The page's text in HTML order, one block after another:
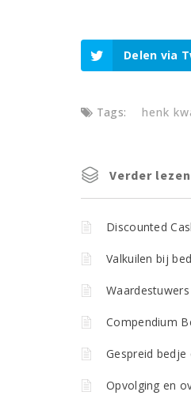
Delen via
Tags: henk
Verder lezen
Discounted
Valkuilen bij
Compendium
Gespreid
Opvolging en